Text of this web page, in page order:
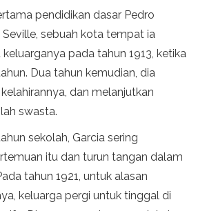
pendidikan dasar Pedro
Seville, sebuah kota tempat ia
pada tahun 1913, ketika
Dua tahun kemudian, dia
dan melanjutkan
swasta.
sekolah, Garcia sering
itu dan turun tangan dalam
tahun 1921, untuk alasan
keluarga pergi untuk tinggal di